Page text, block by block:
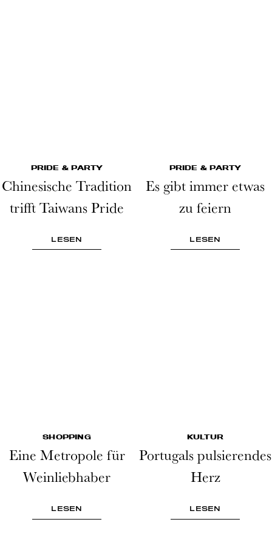
PRIDE & PARTY
Chinesische Tradition
trifft Taiwans Pride
LESEN
PRIDE & PARTY
Es gibt immer etwas
zu feiern
LESEN
SHOPPING
Eine Metropole für
Weinliebhaber
LESEN
KULTUR
Portugals pulsierendes
Herz
LESEN